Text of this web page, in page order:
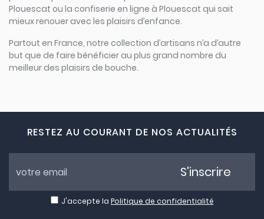
Plouescat ou la confiserie en ligne à Plouescat qui sait
mieux renouer avec les plaisirs d’enfance.
Partout en France, notre collection d’artisans n’a d’autre
but que de faire bénéficier au plus grand nombre du
meilleur des plaisirs de bouche.
RESTEZ AU COURANT DE NOS ACTUALITÉS
J'accepte la Politique de confidentialité
S'inscrire